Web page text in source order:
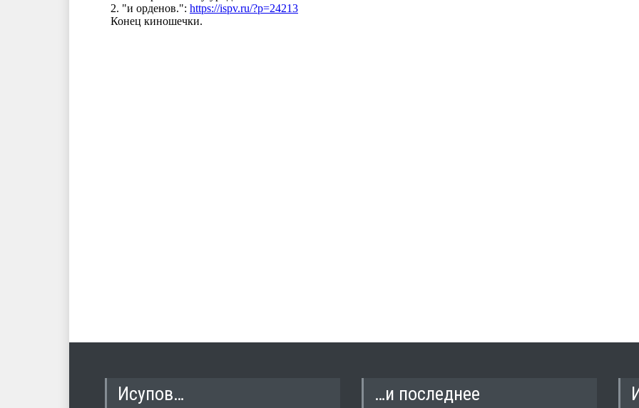
Исупов… …и последнее